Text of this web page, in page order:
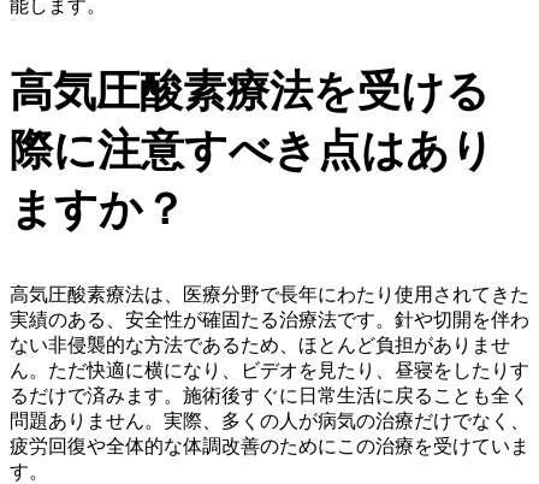
能します。
高気圧酸素療法を受ける
際に注意すべき点はあり
ますか？
高気圧酸素療法は、医療分野で長年にわたり使用されてきた
実績のある、安全性が確固たる治療法です。針や切開を伴わ
ない非侵襲的な方法であるため、ほとんど負担がありませ
ん。ただ快適に横になり、ビデオを見たり、昼寝をしたりす
るだけで済みます。施術後すぐに日常生活に戻ることも全く
問題ありません。実際、多くの人が病気の治療だけでなく、
疲労回復や全体的な体調改善のためにこの治療を受けていま
す。